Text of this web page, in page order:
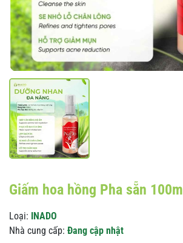
Giấm hoa hồng Pha sẵn 100ml
Loại: INADO
Nhà cung cấp: Đang cập nhật